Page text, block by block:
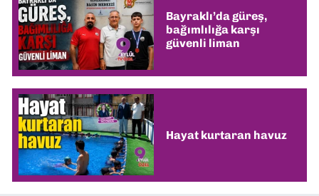
Bayraklı’da güreş,
bağımlılığa karşı
güvenli liman
Hayat kurtaran havuz